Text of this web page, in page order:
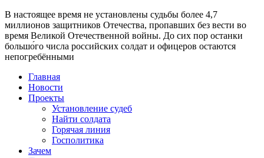
В настоящее время не установлены судьбы более 4,7
миллионов защитников Отечества, пропавших без вести во
время Великой Отечественной войны. До сих пор останки
большо́го числа российских солдат и офицеров остаются
непогребёнными
Главная
Новости
Проекты
Установление судеб
Найти солдата
Горячая линия
Госполитика
Зачем